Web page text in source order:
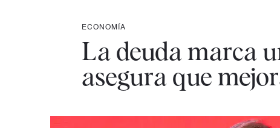
ECONOMÍA
La deuda marca
asegura que